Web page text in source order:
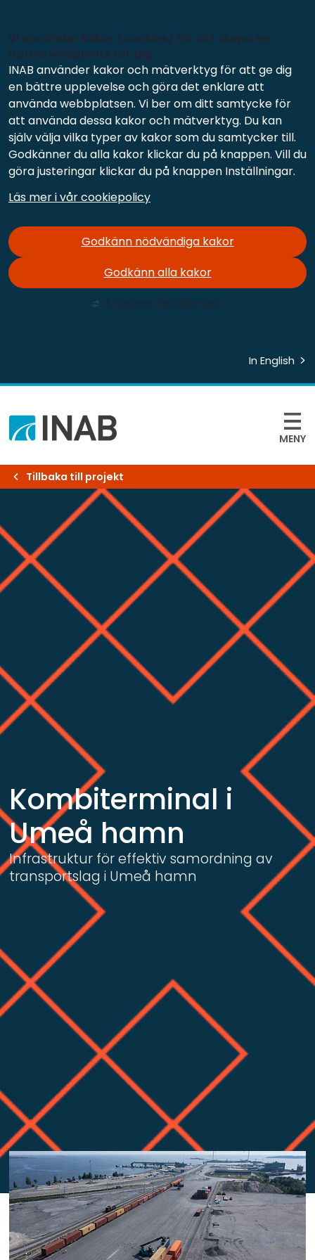
INAB använder kakor och mätverktyg för att ge dig
en bättre upplevelse och göra det enklare att
använda webbplatsen. Vi ber om ditt samtycke för
att använda dessa kakor och mätverktyg. Du kan
själv välja vilka typer av kakor som du samtycker till.
Godkänner du alla kakor klickar du på knappen. Vill du
göra justeringar klickar du på knappen Inställningar.
Läs mer i vår cookiepolicy
Godkänn nödvändiga kakor
Godkänn alla kakor
In English
MENY
Tillbaka till projekt
Kombiterminal i
Umeå hamn
Infrastruktur för effektiv samordning av
transportslag i Umeå hamn